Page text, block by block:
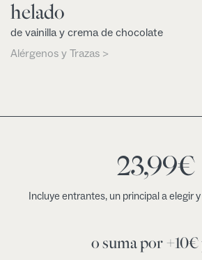
helado
de vainilla y crema de chocolate
Alérgenos y Trazas >
23,99€
Incluye entrantes, un principal a elegir
o suma por +10€